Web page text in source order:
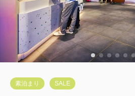
素泊まり SALE